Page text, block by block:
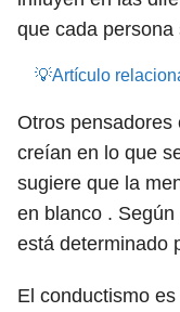
que cada persona
💡Artículo
Otros pensadores
creían en lo que
sugiere que la
en blanco .
está determinado
El conductismo